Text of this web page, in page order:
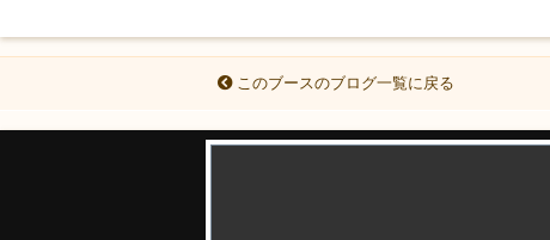
このブースのブログ一覧に戻る